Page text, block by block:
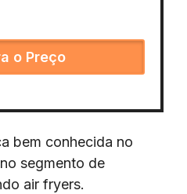
o Preço
bem conhecida no
segmento de
air fryers.